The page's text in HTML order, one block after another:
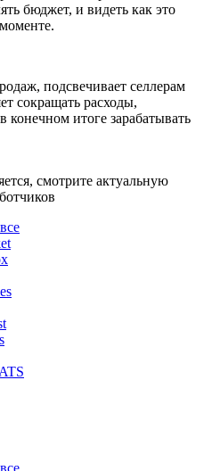
бюджет, и видеть как это
подсвечивает селлерам
сокращать расходы,
итоге зарабатывать
смотрите актуальную